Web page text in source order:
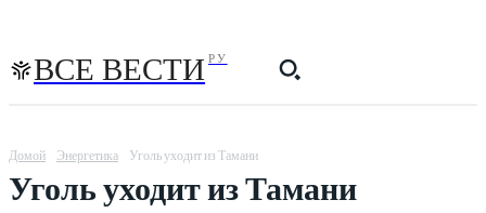
ВСЕ ВЕСТИ РУ
Домой Энергетика Уголь уходит из Тамани
Уголь уходит из Тамани